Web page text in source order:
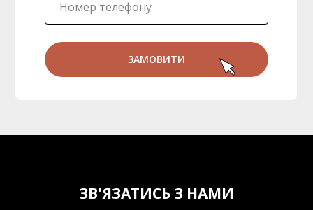
ЗАМОВИТИ
ЗВ'ЯЗАТИСЬ З НАМИ